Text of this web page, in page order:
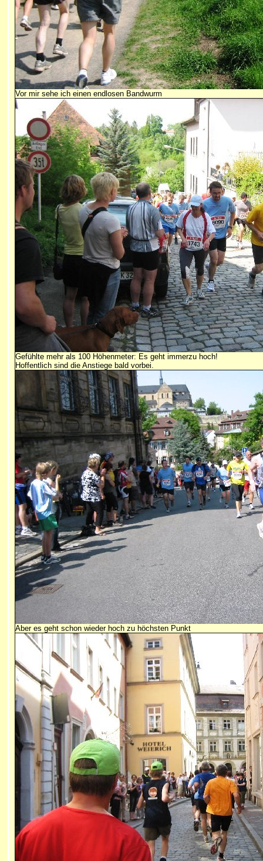
Vor mir sehe ich einen endlosen Bandwurm
Gefühlte mehr als 100 Höhenmeter: Es geht immerzu hoch!
Hoffentlich sind die Anstiege bald vorbei.
Aber es geht schon wieder hoch zu höchsten Punkt